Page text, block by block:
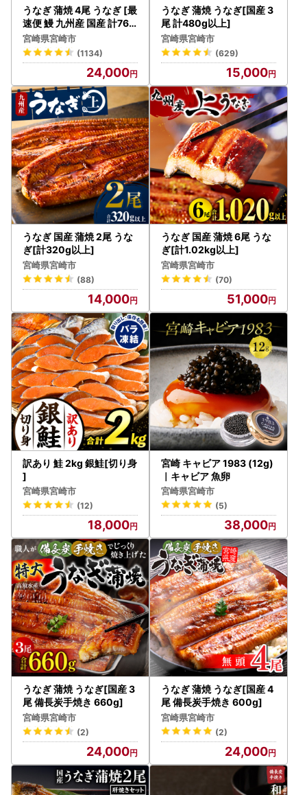
（返信封筒あり・切手不要）
※確定申告をされる方は特例申請の必要はありません。
【ワンストップ特例申請書送付先】
〒885-0078
住所：宮崎県都城市宮丸町3070-1
宛先：宮崎市ふるさと納税担当 宛
※ワンストップ特例申請受付を外部委託しています。
【ご寄附についての問い合わせ先】
宮崎市ふるさと納税サポート室
電話番号 050-5444-6451
お問い合わせメールアドレス support@miyazaki.furusato-l
g.jp
平日9時～18時 ※土日祝日、GW、年末年始は休業となりま
す。
うなぎ 蒲焼 4尾 うなぎ [最
速便 鰻 九州産 国産 計760
g以上]
宮崎県宮崎市
(1134)
24,000
うなぎ 蒲焼 うなぎ[国産 3
尾 計480g以上]
宮崎県宮崎市
(629)
15,000
うなぎ 国産 蒲焼 2尾 うな
ぎ[計320g以上]
宮崎県宮崎市
(88)
14,000
うなぎ 国産 蒲焼 6尾 うな
ぎ[計1.02kg以上]
宮崎県宮崎市
(70)
51,000
訳あり 鮭 2kg 銀鮭[切り身
]
宮崎県宮崎市
(12)
18,000
宮崎 キャビア 1983 (12g)
｜キャビア 魚卵
宮崎県宮崎市
(5)
38,000
うなぎ 蒲焼 うなぎ[国産 3
尾 備長炭手焼き 660g]
宮崎県宮崎市
(2)
24,000
うなぎ 蒲焼 うなぎ[国産 4
尾 備長炭手焼き 600g]
宮崎県宮崎市
(2)
24,000